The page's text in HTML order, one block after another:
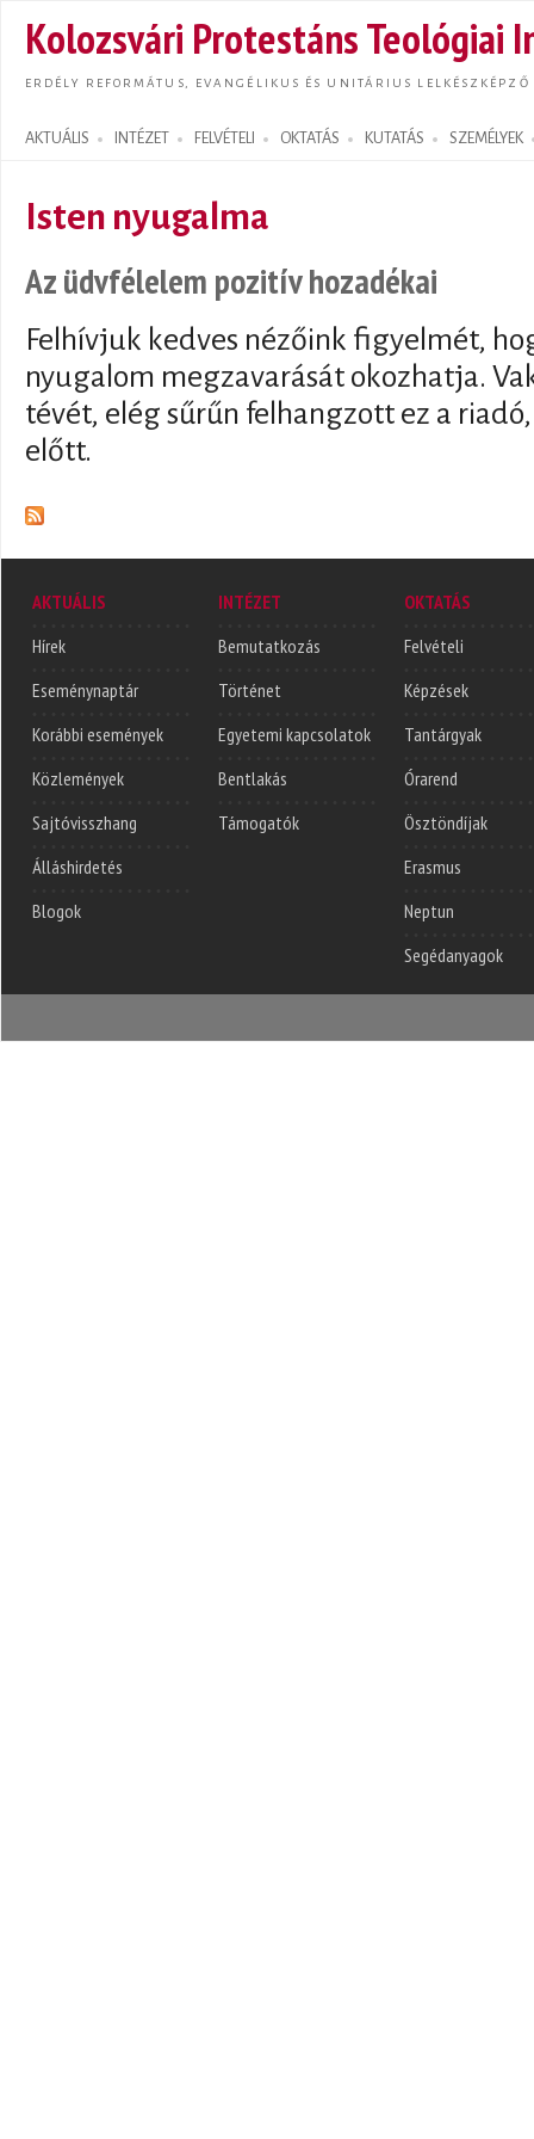
Kolozsvári Protestáns Teológiai
ERDÉLY REFORMÁTUS, EVANGÉLIKUS ÉS UNITÁRIUS LELKÉSZKÉPZŐ
AKTUÁLIS INTÉZET FELVÉTELI OKTATÁS KUTATÁS SZEMÉLYEK
Search form
Isten nyugalma
Az üdvfélelem pozitív hozadékai
Felhívjuk kedves nézőink figyelmét,
nyugalom megzavarását okozhatja.
tévét, elég sűrűn felhangzott ez a
előtt.
AKTUÁLIS
Hírek
Eseménynaptár
Korábbi események
Közlemények
Sajtóvisszhang
Álláshirdetés
Blogok
INTÉZET
Bemutatkozás
Történet
Egyetemi kapcsolatok
Bentlakás
Támogatók
OKTATÁS
Felvételi
Képzések
Tantárgyak
Órarend
Ösztöndíjak
Erasmus
Neptun
Segédanyagok